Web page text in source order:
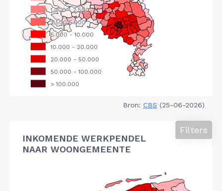
Bron: CBS (25-06-2026)
INKOMENDE WERKPENDEL
NAAR WOONGEMEENTE
Filters